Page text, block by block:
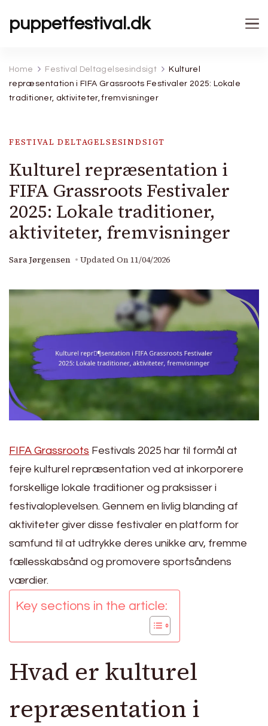
puppetfestival.dk
Home Festival Deltagelsesindsigt
Kulturel
repræsentation i FIFA Grassroots Festivaler 2025: Lokale
traditioner, aktiviteter, fremvisninger
FESTIVAL DELTAGELSESINDSIGT
Kulturel repræsentation i
FIFA Grassroots Festivaler
2025: Lokale traditioner,
aktiviteter, fremvisninger
Sara Jørgensen Updated On 11/04/2026
FIFA Grassroots Festivals 2025 har til formål at
fejre kulturel repræsentation ved at inkorporere
forskellige lokale traditioner og praksisser i
festivaloplevelsen. Gennem en livlig blanding af
aktiviteter giver disse festivaler en platform for
samfund til at udtrykke deres unikke arv, fremme
fællesskabsånd og promovere sportsåndens
værdier.
Key sections in the article:
Hvad er kulturel
repræsentation i